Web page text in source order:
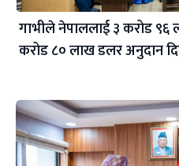
गाभीले नेपाललाई ३ करोड ९६
करोड ८० लाख डलर अनुदान